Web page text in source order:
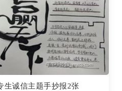
生诚信主题手抄报2张